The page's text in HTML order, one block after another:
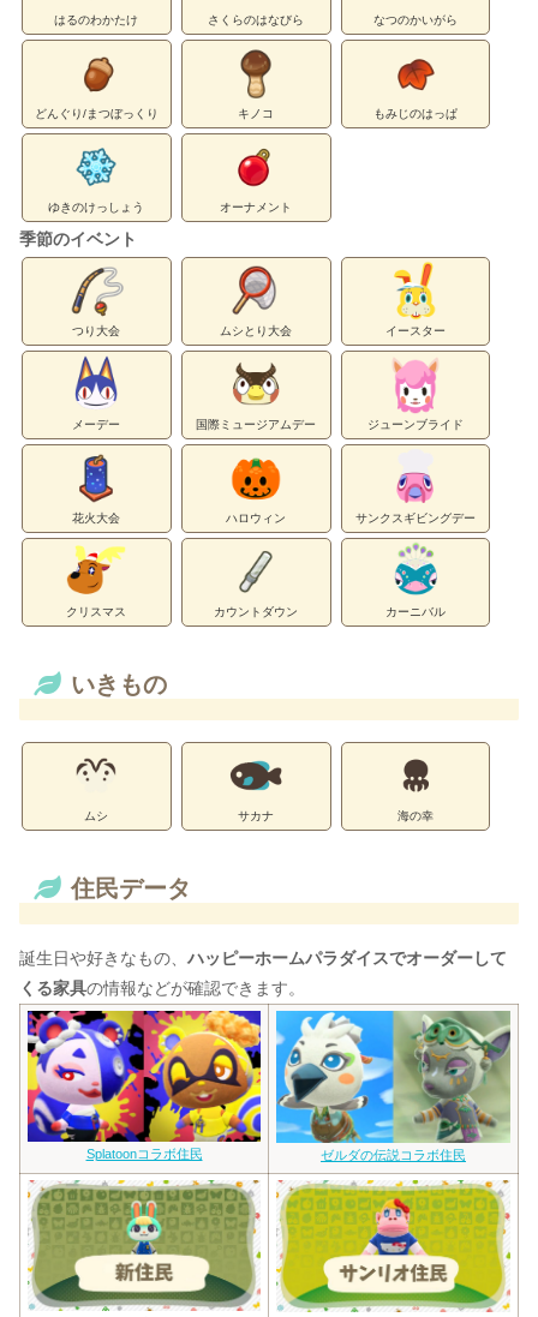
はるのわかたけ さくらのはなびら なつのかいがら
どんぐり/まつぼっくり キノコ もみじのはっぱ
ゆきのけっしょう オーナメント
季節のイベント
つり大会 ムシとり大会 イースター
メーデー 国際ミュージアムデー ジューンブライド
花火大会 ハロウィン サンクスギビングデー
クリスマス カウントダウン カーニバル
いきもの
ムシ サカナ 海の幸
住民データ
誕生日や好きなもの、 ハッピーホームパラダイスでオーダーして
くる家具の情報などが確認できます。
Splatoonコラボ住民 ゼルダの伝説コラボ住民